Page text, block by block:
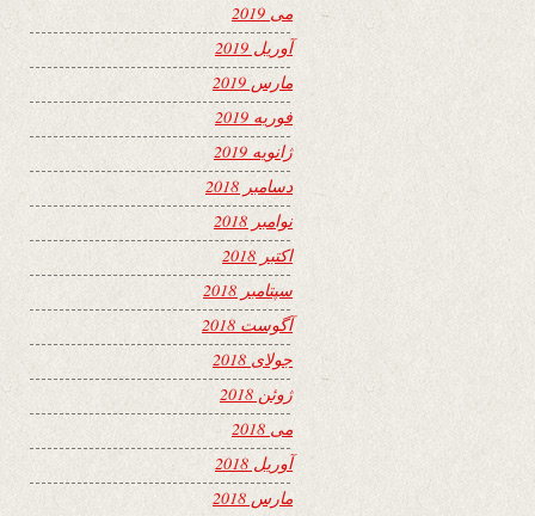
می 2019
آوریل 2019
مارس 2019
فوریه 2019
ژانویه 2019
دسامبر 2018
نوامبر 2018
اکتبر 2018
سپتامبر 2018
آگوست 2018
جولای 2018
ژوئن 2018
می 2018
آوریل 2018
مارس 2018